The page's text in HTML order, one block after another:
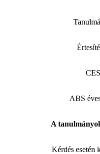
ABS
A
Kérdés esetén